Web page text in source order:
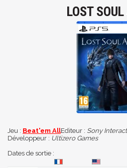
LOST
Jeu : Beat'em AllEditeur : Sony
Développeur : Ultizero Games
Dates de sortie :